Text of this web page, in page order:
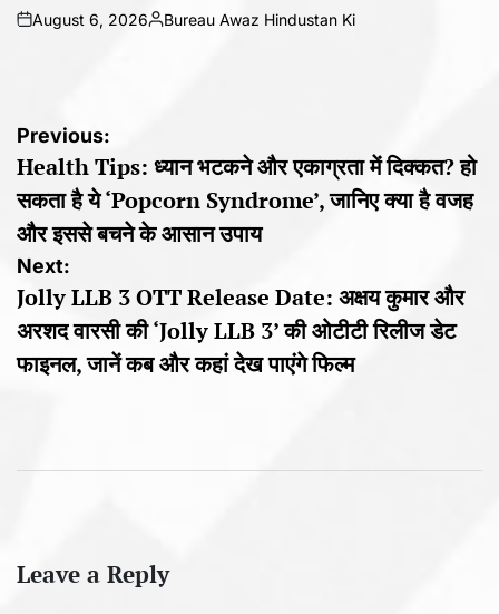
on
August 6, 2026
Posted
Bureau Awaz Hindustan Ki
Post
navigation
Previous:
Health Tips: ध्यान भटकने और एकाग्रता में दिक्कत? हो
सकता है ये ‘Popcorn Syndrome’, जानिए क्या है वजह
और इससे बचने के आसान उपाय
Next:
Jolly LLB 3 OTT Release Date: अक्षय कुमार और
अरशद वारसी की ‘Jolly LLB 3’ की ओटीटी रिलीज डेट
फाइनल, जानें कब और कहां देख पाएंगे फिल्म
Leave a Reply